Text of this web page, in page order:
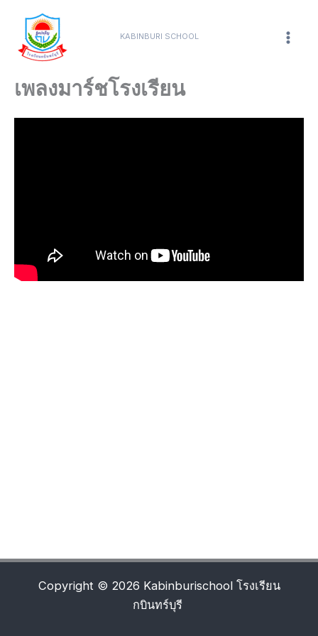
content
content
KABINBURI SCHOOL
เพลงมาร์ชโรงเรียน
Copyright © 2026 Kabinburischool โรงเรียน
กบินทร์บุรี